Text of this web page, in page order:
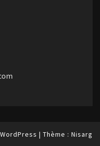
WordPress | Thème : Nisarg